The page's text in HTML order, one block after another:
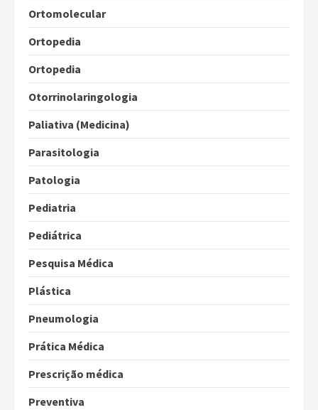
Ortomolecular
Ortopedia
Ortopedia
Otorrinolaringologia
Paliativa (Medicina)
Parasitologia
Patologia
Pediatria
Pediátrica
Pesquisa Médica
Plástica
Pneumologia
Prática Médica
Prescrição médica
Preventiva